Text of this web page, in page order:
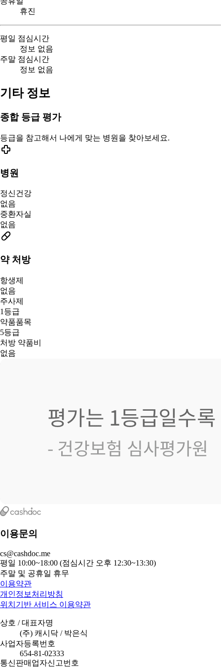
휴진
평일 점심시간
정보 없음
주말 점심시간
정보 없음
기타 정보
종합 등급 평가
등급을 참고해서 나에게 맞는 병원을 찾아보세요.
병원
정신건강
없음
중환자실
없음
약 처방
항생제
없음
주사제
1등급
약품품목
5등급
처방 약품비
없음
이용문의
cs@cashdoc.me
평일 10:00~18:00 (점심시간 오후 12:30~13:30)
주말 및 공휴일 휴무
이용약관
개인정보처리방침
위치기반 서비스 이용약관
상호 / 대표자명
(주) 캐시닥 / 박은식
사업자등록번호
654-81-02333
통신판매업자신고번호